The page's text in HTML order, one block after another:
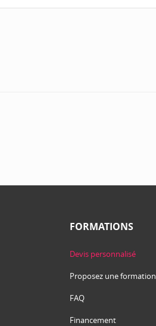
FORMATIONS
Devis personnalisé
Proposez une formation
FAQ
Financement